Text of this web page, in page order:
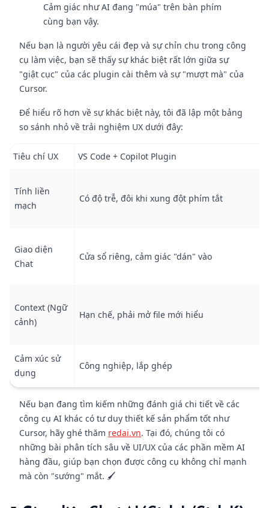
Cảm giác như AI đang "múa" trên bàn phím
cùng bạn vậy.
Nếu bạn là người yêu cái đẹp và sự chỉn chu trong công
cụ làm việc, bạn sẽ thấy sự khác biệt rất lớn giữa sự
"giật cục" của các plugin cài thêm và sự "mượt mà" của
Cursor.
Để hiểu rõ hơn về sự khác biệt này, tôi đã lập một bảng
so sánh nhỏ về trải nghiệm UX dưới đây:
Tiêu chí UX VS Code + Copilot Plugin
Tính liền
mạch
Có độ trễ, đôi khi xung đột phím tắt
Giao diện
Chat
Cửa sổ riêng, cảm giác "dán" vào
Context (Ngữ
cảnh)
Hạn chế, phải mở file mới hiểu
Cảm xúc sử
dụng
Công nghiệp, lắp ghép
Nếu bạn đang tìm kiếm những đánh giá chi tiết về các
công cụ AI khác có tư duy thiết kế sản phẩm tốt như
Cursor, hãy ghé thăm redai.vn. Tại đó, chúng tôi có
những bài phân tích sâu về UI/UX của các phần mềm AI
hàng đầu, giúp bạn chọn được công cụ không chỉ mạnh
mà còn "sướng" mắt. 🖌️